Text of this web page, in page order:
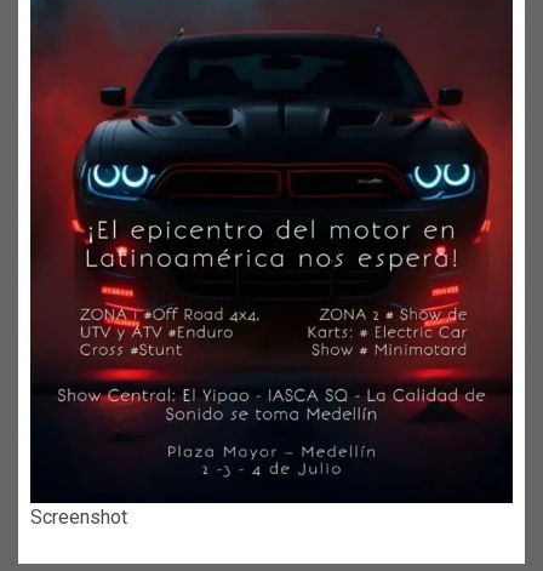
Screenshot